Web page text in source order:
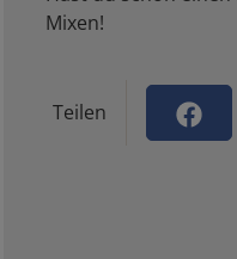
Mixen!
Teilen